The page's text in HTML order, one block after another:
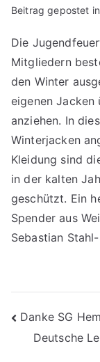
Beitrag gepostet
Die
Mitgliedern
den Winter
eigenen Jacken
anziehen. In
Winterjacken
Kleidung sind
in der kalten
geschützt. Ein
Spender aus
Sebastian
Danke SG
Deutsche